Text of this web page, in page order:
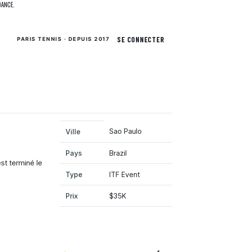
PARIS TENNIS · DEPUIS 2017 SE CONNECTER
terminé le
Ville Sao Paulo
Pays Brazil
Type ITF Event
Prix $35K